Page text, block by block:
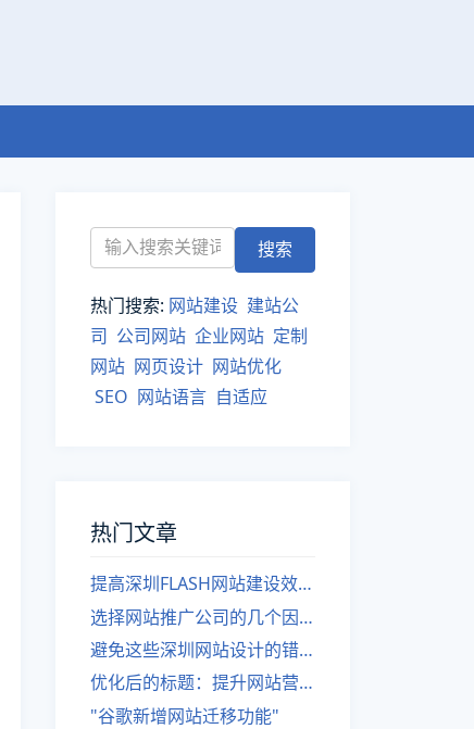
热门搜索: 网站建设 建站公
司 公司网站 企业网站 定制
网站 网页设计 网站优化
SEO 网站语言 自适应
热门文章
提高深圳FLASH网站建设效率的建议
选择网站推广公司的几个因素
避免这些深圳网站设计的错误
优化后的标题：提升网站营销绩效的策略
"谷歌新增网站迁移功能"